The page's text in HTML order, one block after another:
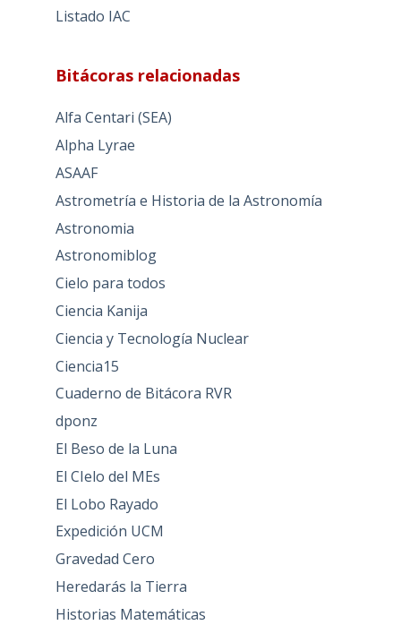
Listado IAC
Bitácoras relacionadas
Alfa Centari (SEA)
Alpha Lyrae
ASAAF
Astrometría e Historia de la Astronomía
Astronomia
Astronomiblog
Cielo para todos
Ciencia Kanija
Ciencia y Tecnología Nuclear
Ciencia15
Cuaderno de Bitácora RVR
dponz
El Beso de la Luna
El CIelo del MEs
El Lobo Rayado
Expedición UCM
Gravedad Cero
Heredarás la Tierra
Historias Matemáticas